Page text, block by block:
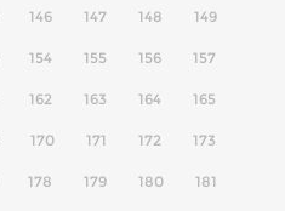
146 147 148 149
154 155 156 157
162 163 164 165
170 171 172 173
178 179 180 181